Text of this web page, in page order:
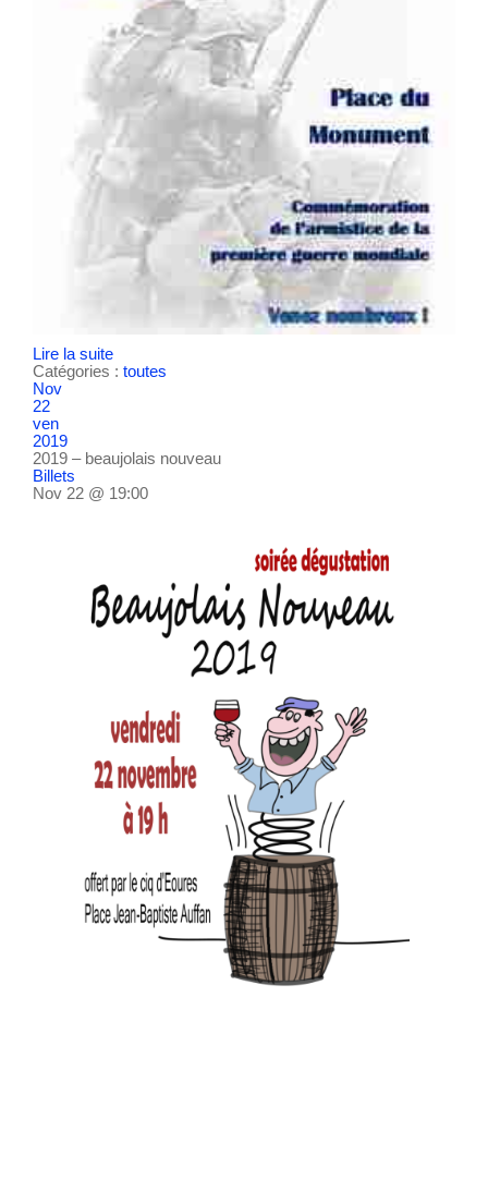
Lire la suite
Catégories : toutes
Nov
22
ven
2019
2019 – beaujolais nouveau
Billets
Nov 22 @ 19:00